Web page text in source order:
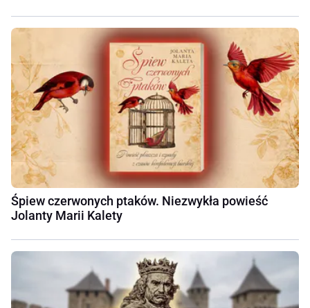
Śpiew czerwonych ptaków. Niezwykła powieść
Jolanty Marii Kalety